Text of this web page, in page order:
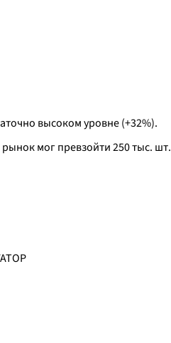
высоком уровне (+32%).
мог превзойти 250 тыс. шт.